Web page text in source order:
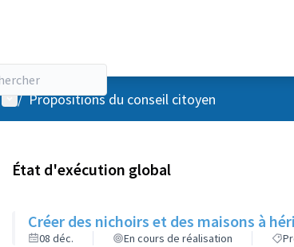
Menu utilisateur
/ Propositions du conseil citoyen
État d'exécution global
Créer des nichoirs et des maisons à
08 déc. En cours de réalisation